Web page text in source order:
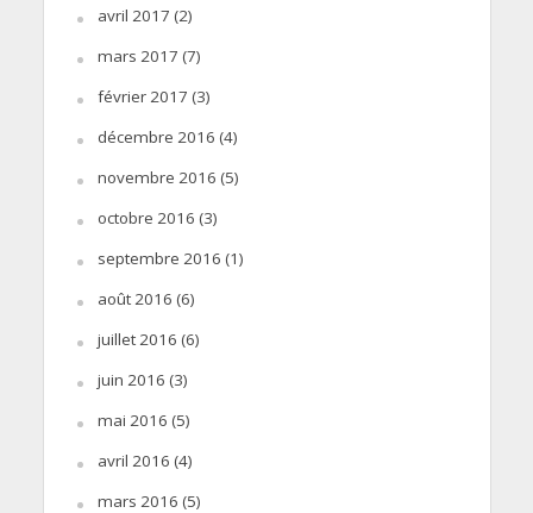
avril 2017 (2)
mars 2017 (7)
février 2017 (3)
décembre 2016 (4)
novembre 2016 (5)
octobre 2016 (3)
septembre 2016 (1)
août 2016 (6)
juillet 2016 (6)
juin 2016 (3)
mai 2016 (5)
avril 2016 (4)
mars 2016 (5)